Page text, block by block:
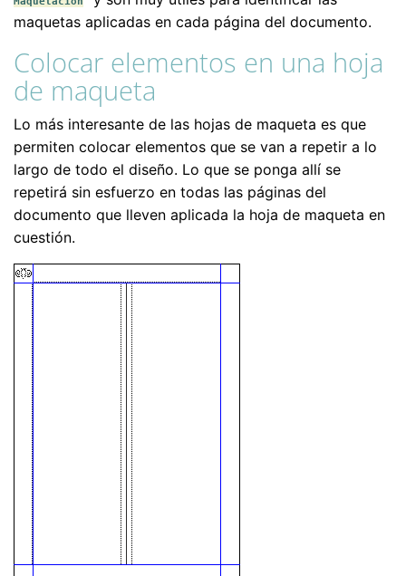
maquetas aplicadas en cada página del documento.
Colocar elementos en una hoja
de maqueta
Lo más interesante de las hojas de maqueta es que
permiten colocar elementos que se van a repetir a lo
largo de todo el diseño. Lo que se ponga allí se
repetirá sin esfuerzo en todas las páginas del
documento que lleven aplicada la hoja de maqueta en
cuestión.